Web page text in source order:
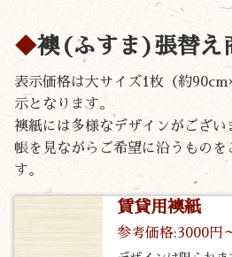
襖(ふすま)張替え
表示価格は大サイズ1枚（約
示となります。
襖紙には多様なデザインがござ
帳を見ながらご希望に沿うものを
す。
賃貸用襖紙
参考価格:3000円